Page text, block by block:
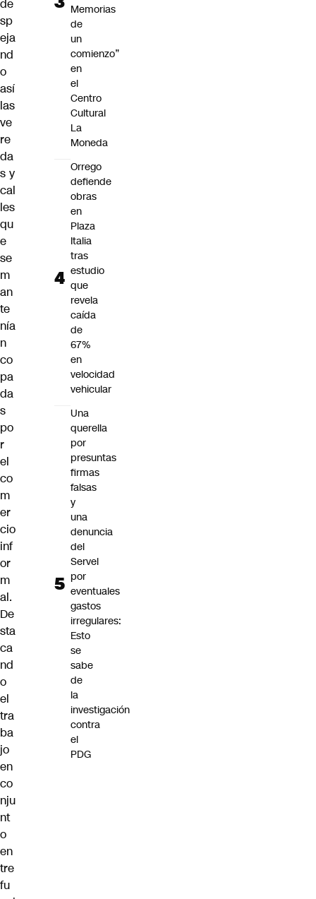
de
sp
eja
nd
o
así
las
ve
re
da
s y
cal
les
qu
e
se
m
an
te
nía
n
co
pa
da
s
po
r
el
co
m
er
cio
inf
or
m
al.
De
sta
ca
nd
o
el
tra
ba
jo
en
co
nju
nt
o
en
tre
fu
Memorias
de
un
comienzo”
en
el
Centro
Cultural
La
Moneda
Orrego
defiende
obras
en
Plaza
Italia
tras
estudio
que
revela
caída
de
67%
en
velocidad
vehicular
Una
querella
por
presuntas
firmas
falsas
y
una
denuncia
del
Servel
por
eventuales
gastos
irregulares:
Esto
se
sabe
de
la
investigación
contra
el
PDG